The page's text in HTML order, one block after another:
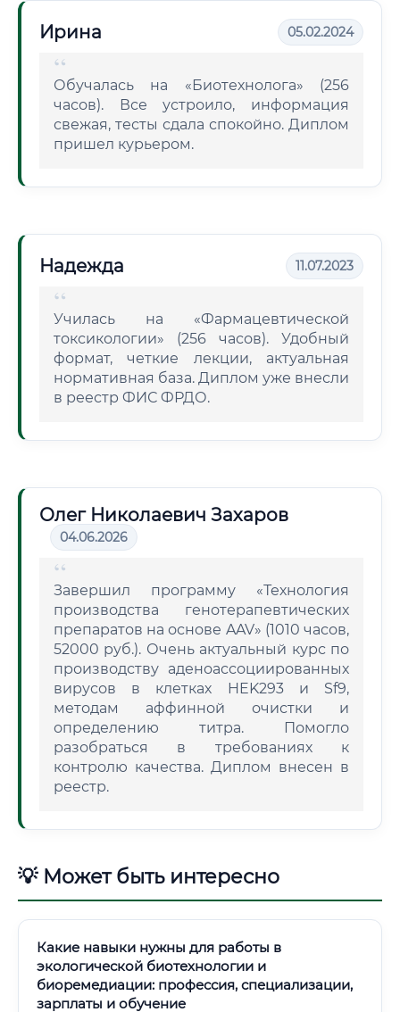
Ирина 05.02.2024
Обучалась на «Биотехнолога» (256
часов). Все устроило, информация
свежая, тесты сдала спокойно. Диплом
пришел курьером.
Надежда 11.07.2023
Училась на «Фармацевтической
токсикологии» (256 часов). Удобный
формат, четкие лекции, актуальная
нормативная база. Диплом уже внесли
в реестр ФИС ФРДО.
Олег Николаевич Захаров
04.06.2026
Завершил программу «Технология
производства генотерапевтических
препаратов на основе AAV» (1010 часов,
52000 руб.). Очень актуальный курс по
производству аденоассоциированных
вирусов в клетках HEK293 и Sf9,
методам аффинной очистки и
определению титра. Помогло
разобраться в требованиях к
контролю качества. Диплом внесен в
реестр.
💡 Может быть интересно
Какие навыки нужны для работы в
экологической биотехнологии и
биоремедиации: профессия, специализации,
зарплаты и обучение